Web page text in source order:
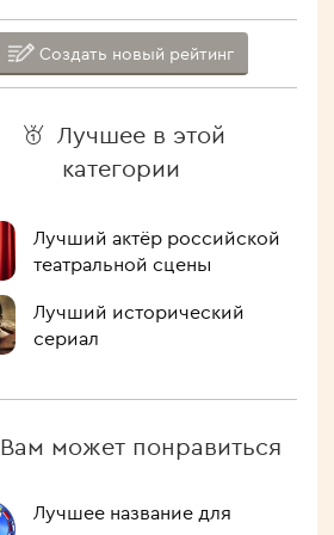
Создать новый рейтинг
Лучшее в этой
категории
Лучший актёр российской
театральной сцены
Лучший исторический
сериал
Вам может понравиться
Лучшее название для